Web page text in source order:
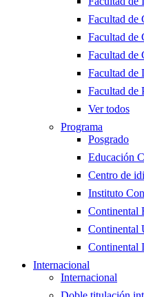
Facultad de
Facultad de
Facultad de
Facultad de
Facultad de
Ver todos
Programa
Posgrado
Educación
Centro de
Instituto
Continental
Continental
Continental
Internacional
Internacional